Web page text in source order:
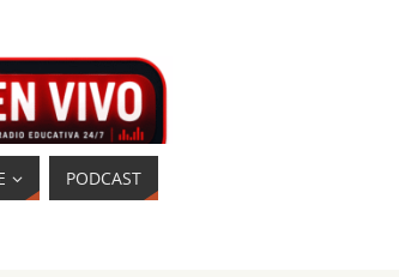
PODCAST